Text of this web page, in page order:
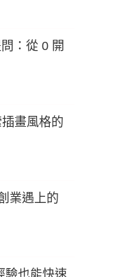
：從 0 開
畫風格的
業遇上的
驗也能快速